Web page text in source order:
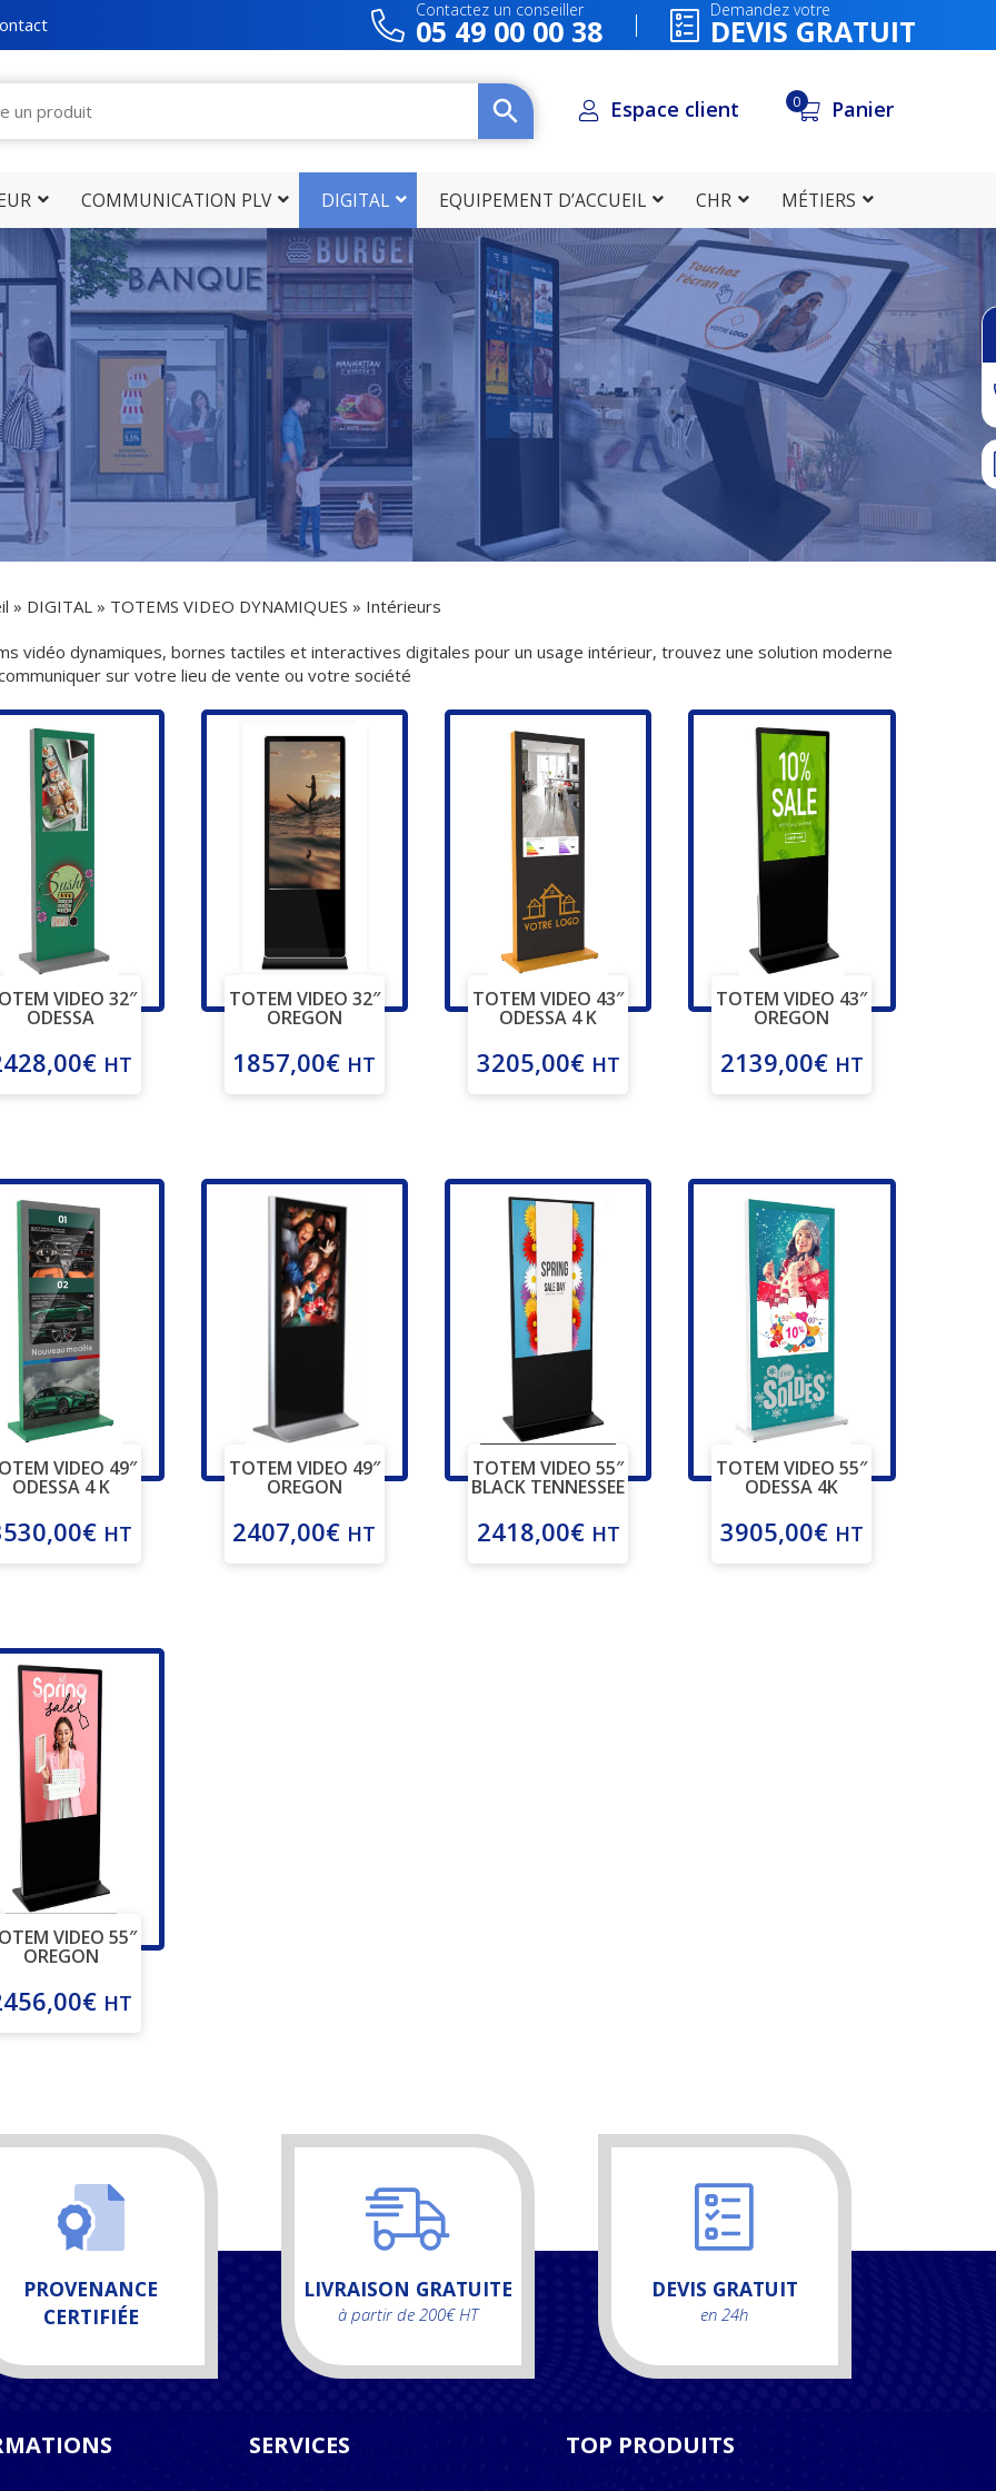
Contactez un conseiller
05 49 00 00 38
Demandez votre
DEVIS GRATUIT
Espace client 0 Panier
COMMUNICATION PLV DIGITAL EQUIPEMENT D’ACCUEIL CHR MÉTIERS
» DIGITAL» TOTEMS VIDEO DYNAMIQUES » Intérieurs
vidéo dynamiques, bornes tactiles et interactives digitales pour un usage intérieur, trouvez une solution moderne
sur votre lieu de vente ou votre société
VIDEO 32″
ODESSA
€ HT
TOTEM VIDEO 32″
OREGON
1857,00€ HT
TOTEM VIDEO 43″
ODESSA 4 K
3205,00€ HT
TOTEM VIDEO 43″
OREGON
2139,00€ HT
VIDEO 49″
ODESSA 4 K
€ HT
TOTEM VIDEO 49″
OREGON
2407,00€ HT
TOTEM VIDEO 55″
BLACK TENNESSEE
2418,00€ HT
TOTEM VIDEO 55″
ODESSA 4K
3905,00€ HT
VIDEO 55″
OREGON
€ HT
PROVENANCE
CERTIFIÉE
LIVRAISON GRATUITE
à partir de 200€ HT
DEVIS GRATUIT
en 24h
SERVICES TOP PRODUITS
Besoin
Appelez-nous
05 49 00 00